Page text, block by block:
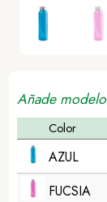
Añade
Color
AZUL
FUCSIA